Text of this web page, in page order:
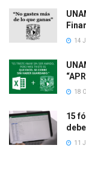
14
18
15
11